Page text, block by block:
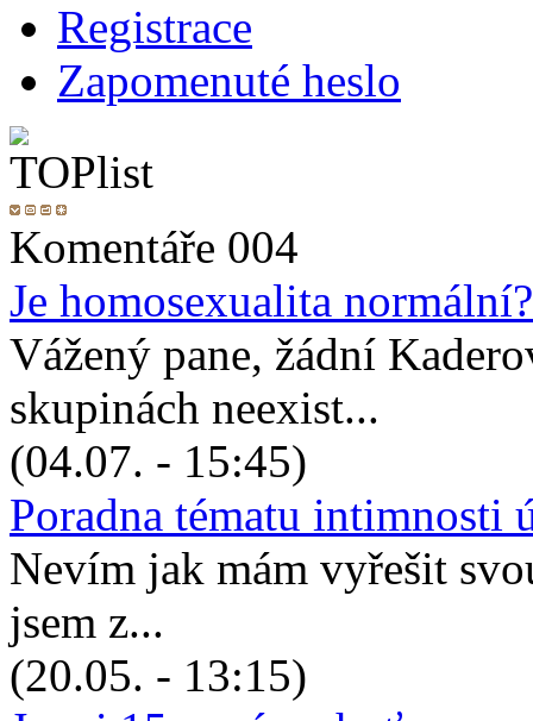
Registrace
Zapomenuté heslo
Komentáře 004
Je homosexualita normální?
Vážený pane, žádní
skupinách neexist...
(04.07. - 15:45)
Poradna tématu intimnosti
Nevím jak mám vyřešit
jsem z...
(20.05. - 13:15)